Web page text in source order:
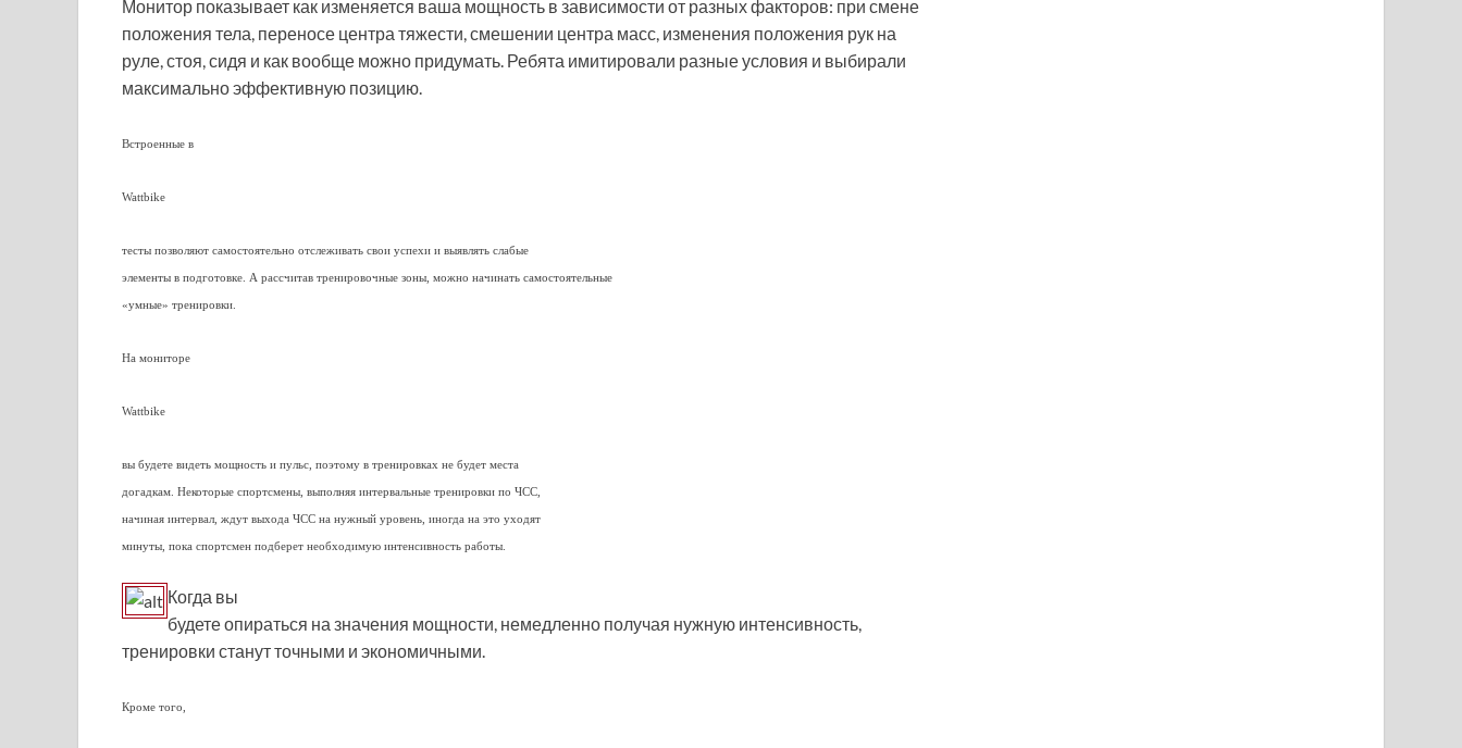
Монитор показывает как изменяется ваша мощность в зависимости от разных факторов: при смене
положения тела, переносе центра тяжести, смешении центра масс, изменения положения рук на
руле, стоя, сидя и как вообще можно придумать. Ребята имитировали разные условия и выбирали
максимально эффективную позицию.
Встроенные в
Wattbike
тесты позволяют самостоятельно отслеживать свои успехи и выявлять слабые
элементы в подготовке. А рассчитав тренировочные зоны, можно начинать самостоятельные
«умные» тренировки.
На мониторе
Wattbike
вы будете видеть мощность и пульс, поэтому в тренировках не будет места
догадкам. Некоторые спортсмены, выполняя интервальные тренировки по ЧСС,
начиная интервал, ждут выхода ЧСС на нужный уровень, иногда на это уходят
минуты, пока спортсмен подберет необходимую интенсивность работы.
Когда вы
будете опираться на значения мощности, немедленно получая нужную интенсивность,
тренировки станут точными и экономичными.
Кроме того,